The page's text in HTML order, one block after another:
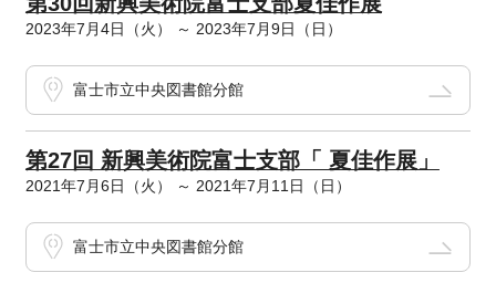
2023年7月4日（火） ～ 2023年7月9日（日）
富士市立中央図書館分館
第27回 新興美術院富士支部「 夏佳作展」
2021年7月6日（火） ～ 2021年7月11日（日）
富士市立中央図書館分館